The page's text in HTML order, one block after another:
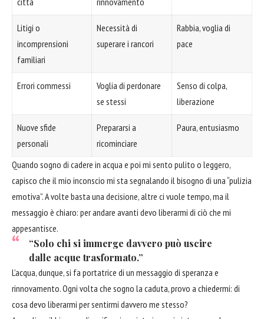
Litigi o
incomprensioni
familiari
Necessità di
superare i rancori
Rabbia, voglia di
pace
Errori commessi
Voglia di perdonare
se stessi
Senso di colpa,
liberazione
Nuove sfide
personali
Prepararsi a
ricominciare
Paura, entusiasmo
Quando sogno di cadere in acqua e poi mi sento pulito o leggero,
capisco che il mio inconscio mi sta segnalando il bisogno di una “pulizia
emotiva”. A volte basta una decisione, altre ci vuole tempo, ma il
messaggio è chiaro: per andare avanti devo liberarmi di ciò che mi
appesantisce.
“Solo chi si immerge davvero può uscire
dalle acque trasformato.”
L’acqua, dunque, si fa portatrice di un messaggio di speranza e
rinnovamento. Ogni volta che sogno la caduta, provo a chiedermi: di
cosa devo liberarmi per sentirmi davvero me stesso?